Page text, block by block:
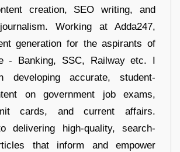
creation, SEO writing, and
Working at Adda247,
generation for the aspirants of
- Banking, SSC, Railway etc. I
developing accurate, student-
on government job exams,
cards, and current affairs.
delivering high-quality, search-
that inform and empower